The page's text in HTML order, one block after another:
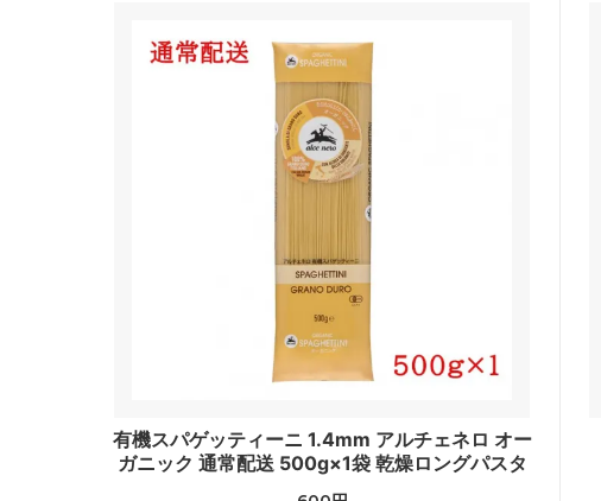
有機スパゲッティーニ 1.4mm アルチェネロ オー
ガニック 通常配送 500g×1袋 乾燥ロングパスタ